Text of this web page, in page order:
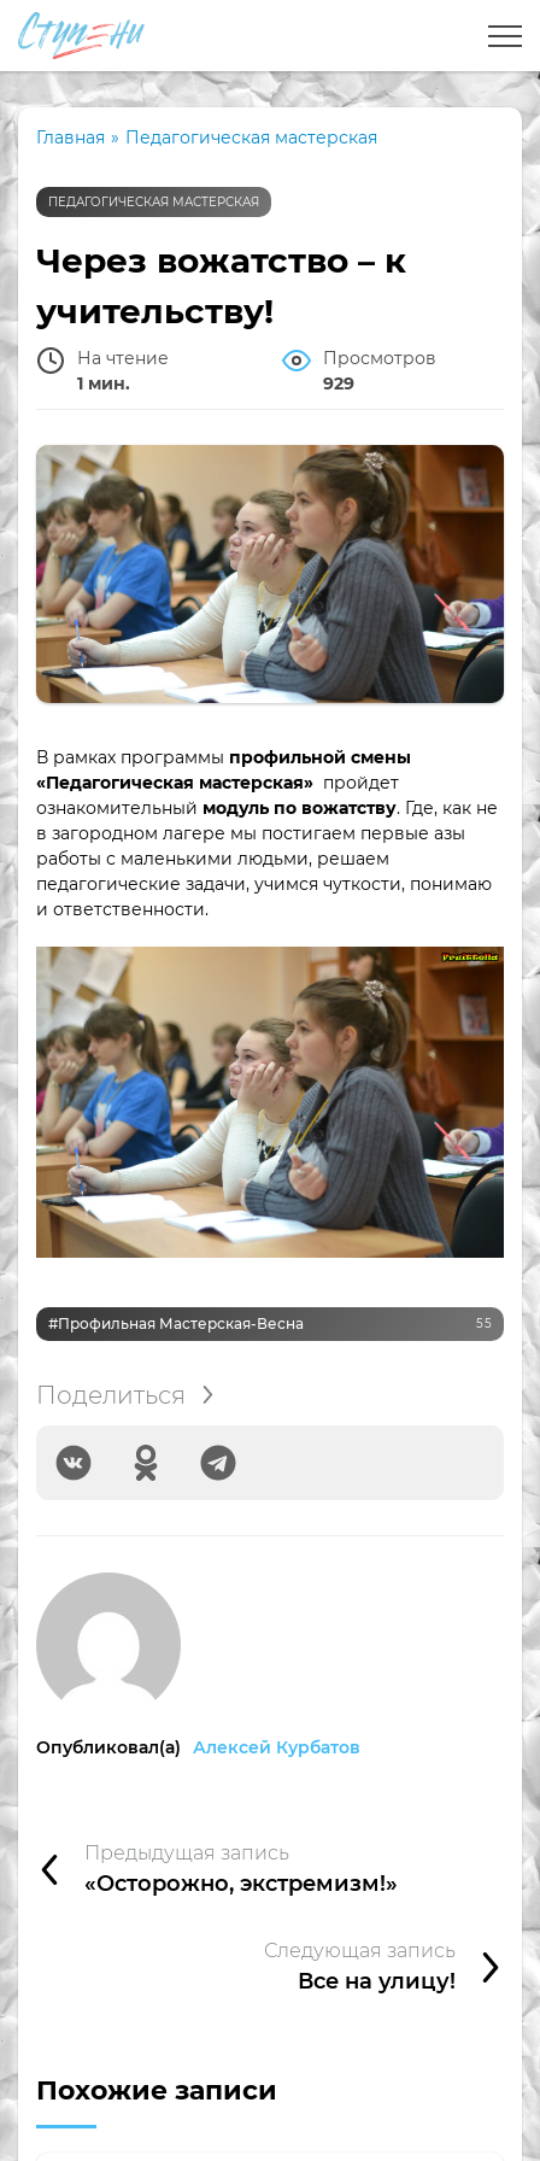
Главная » Педагогическая мастерская
ПЕДАГОГИЧЕСКАЯ МАСТЕРСКАЯ
Через вожатство – к
учительству!
На чтение
1 мин.
Просмотров
929
В рамках программы профильной смены
«Педагогическая мастерская» пройдет
ознакомительный модуль по вожатству. Где, как не
в загородном лагере мы постигаем первые азы
работы с маленькими людьми, решаем
педагогические задачи, учимся чуткости, понимаю
и ответственности.
#Профильная Мастерская-Весна 55
Поделиться
Опубликовал(а) Алексей Курбатов
Предыдущая запись
«Осторожно, экстремизм!»
Следующая запись
Все на улицу!
Похожие записи